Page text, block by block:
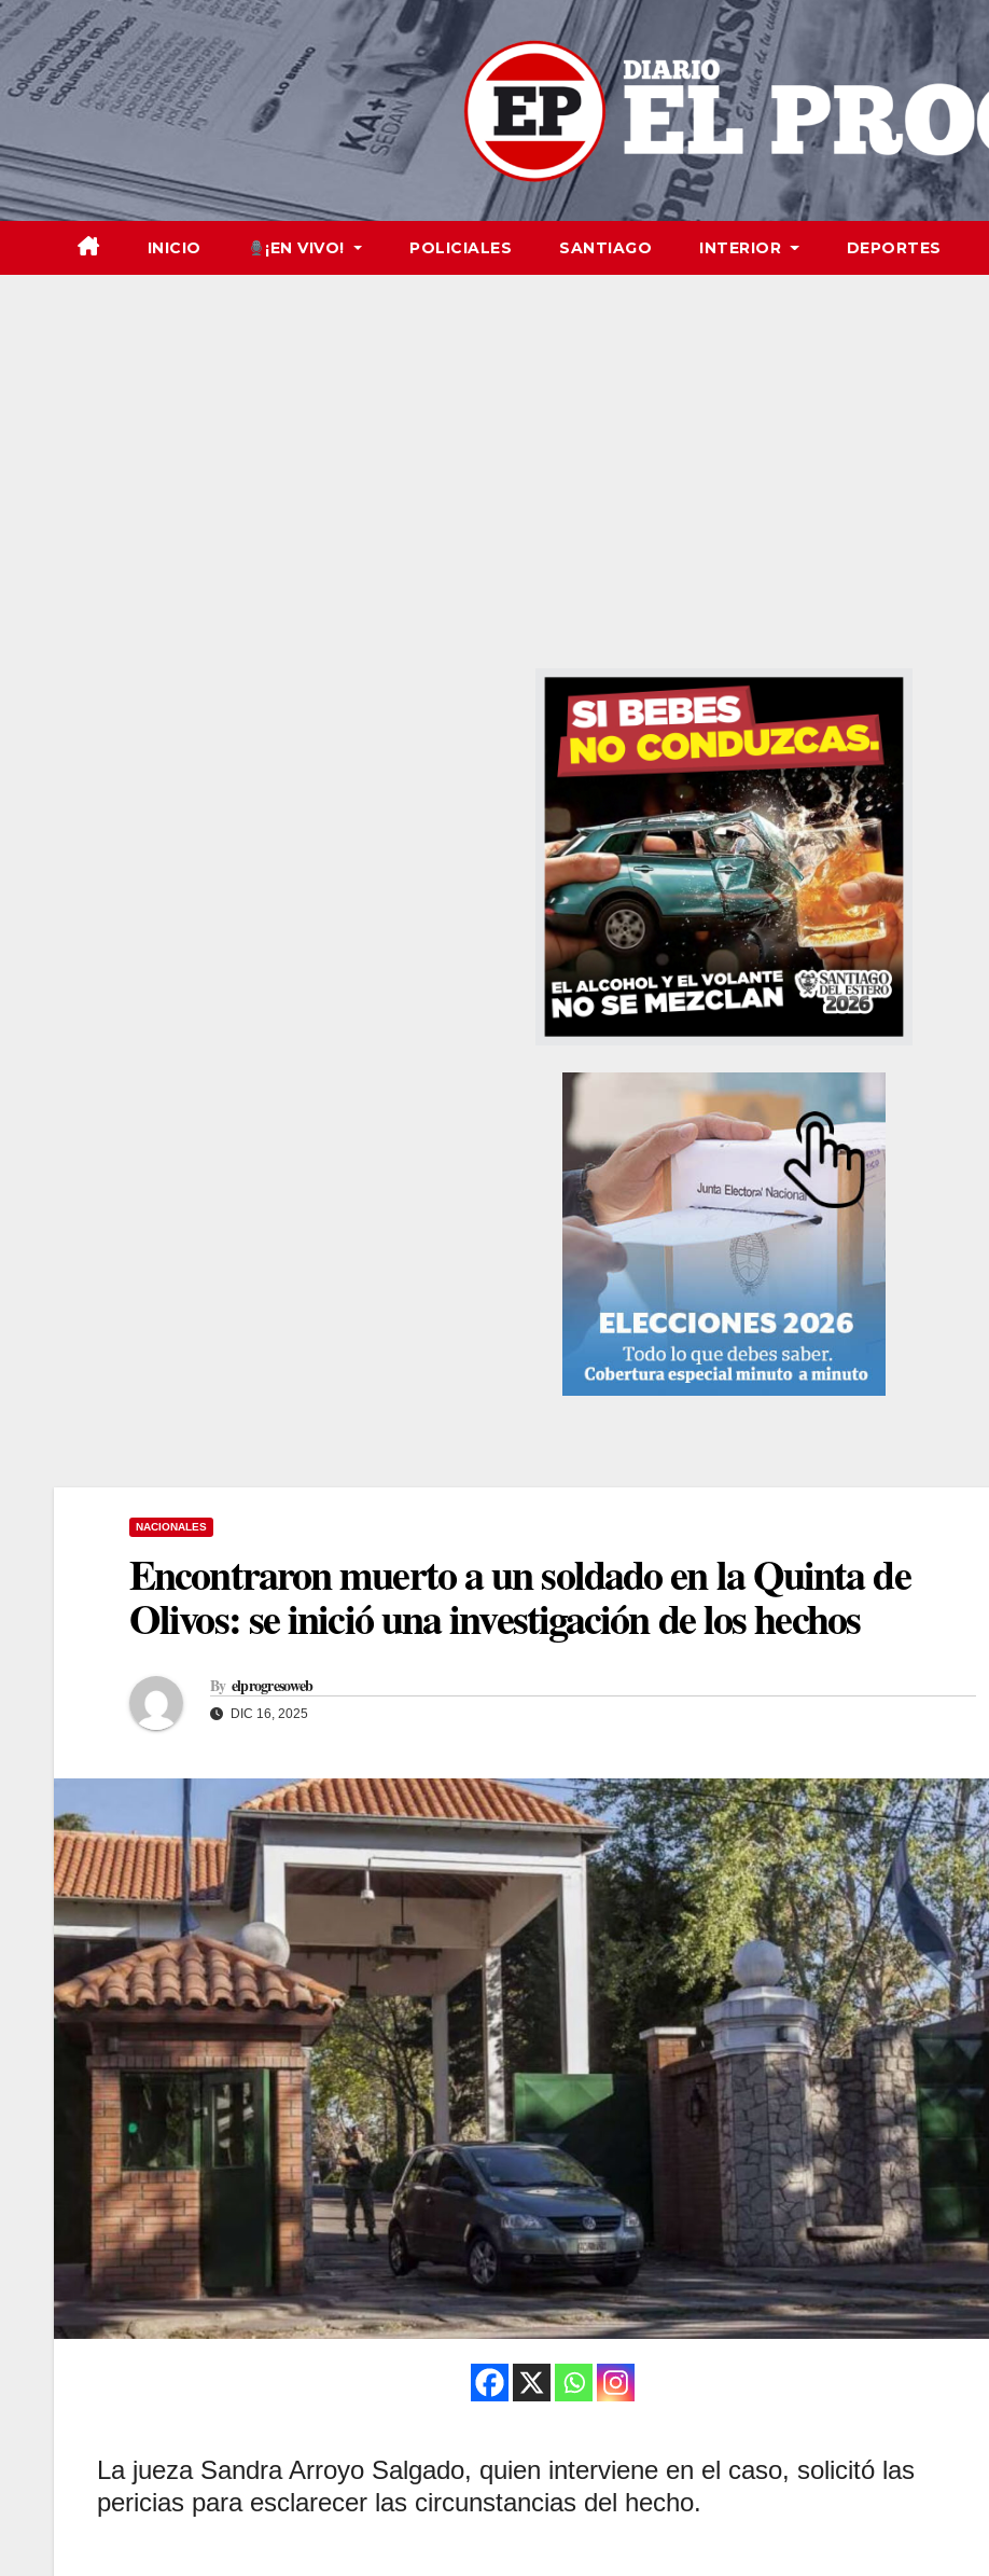
Skip
to
content
INICIO ¡EN VIVO! POLICIALES SANTIAGO INTERIOR DEPORTES
NACIONALES
Encontraron muerto a un soldado en la Quinta de
Olivos: se inició una investigación de los hechos
By elprogresoweb
DIC 16, 2025
La jueza Sandra Arroyo Salgado, quien interviene en el caso, solicitó las
pericias para esclarecer las circunstancias del hecho.